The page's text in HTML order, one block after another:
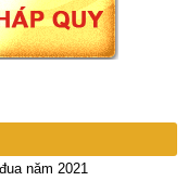
năm 2021